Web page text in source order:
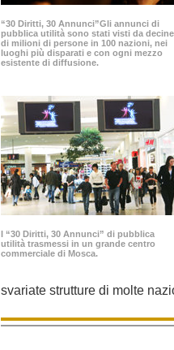
“30 Diritti, 30 Annunci”Gli annunci di
pubblica utilità sono stati visti da decine
di milioni di persone in 100 nazioni, nei
luoghi più disparati e con ogni mezzo
esistente di diffusione.
I “30 Diritti, 30 Annunci” di pubblica
utilità trasmessi in un grande centro
commerciale di Mosca.
svariate strutture di molte